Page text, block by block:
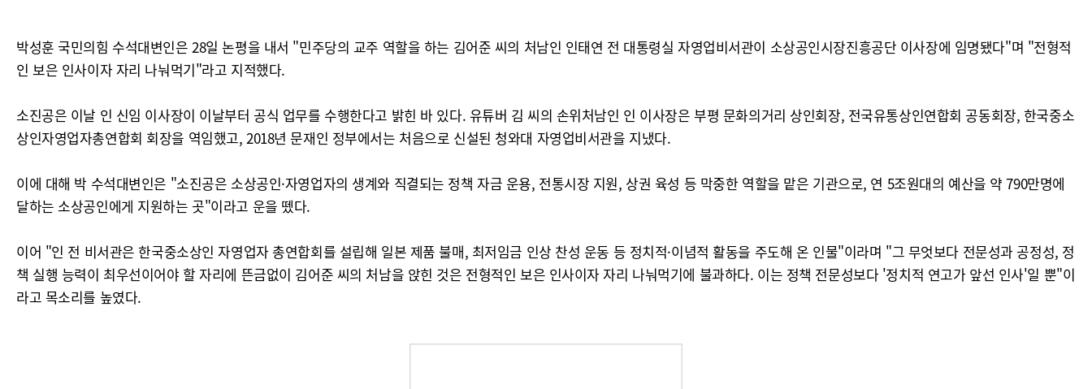
박성훈 국민의힘 수석대변인은 28일 논평을 내서 "민주당의 교주 역할을 하는 김어준 씨의 처남인 인태연 전 대통령실 자영업비서관이 소상공인시장진흥공단 이사장에 임명됐다"며 "전형적
인 보은 인사이자 자리 나눠먹기"라고 지적했다.
소진공은 이날 인 신임 이사장이 이날부터 공식 업무를 수행한다고 밝힌 바 있다. 유튜버 김 씨의 손위처남인 인 이사장은 부평 문화의거리 상인회장, 전국유통상인연합회 공동회장, 한국중소
상인자영업자총연합회 회장을 역임했고, 2018년 문재인 정부에서는 처음으로 신설된 청와대 자영업비서관을 지냈다.
이에 대해 박 수석대변인은 "소진공은 소상공인·자영업자의 생계와 직결되는 정책 자금 운용, 전통시장 지원, 상권 육성 등 막중한 역할을 맡은 기관으로, 연 5조원대의 예산을 약 790만명에
달하는 소상공인에게 지원하는 곳"이라고 운을 뗐다.
이어 "인 전 비서관은 한국중소상인 자영업자 총연합회를 설립해 일본 제품 불매, 최저임금 인상 찬성 운동 등 정치적·이념적 활동을 주도해 온 인물"이라며 "그 무엇보다 전문성과 공정성, 정
책 실행 능력이 최우선이어야 할 자리에 뜬금없이 김어준 씨의 처남을 앉힌 것은 전형적인 보은 인사이자 자리 나눠먹기에 불과하다. 이는 정책 전문성보다 '정치적 연고가 앞선 인사'일 뿐"이
라고 목소리를 높였다.